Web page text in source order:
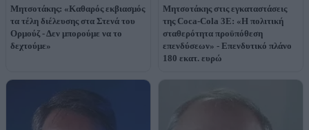
Μητσοτάκης: «Καθαρός εκβιασμός
τα τέλη διέλευσης στα Στενά του
Ορμούζ - Δεν μπορούμε να το
δεχτούμε»
Μητσοτάκης στις εγκαταστάσεις
της Coca-Cola 3Ε: «Η πολιτική
σταθερότητα προϋπόθεση
επενδύσεων» - Επενδυτικό πλάνο
180 εκατ. ευρώ